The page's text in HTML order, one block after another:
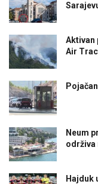
Aktivan
Air
Neum
održiva
Hajduk